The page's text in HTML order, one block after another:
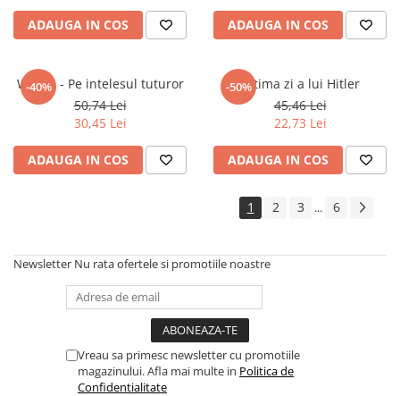
ADAUGA IN COS ADAUGA IN COS
-40%
WICCA - Pe intelesul tuturor
50,74 Lei
30,45 Lei
ADAUGA IN COS
-50%Ultima zi a lui Hitler
45,46 Lei
22,73 Lei
ADAUGA IN COS
1 2 3 ... 6
Newsletter Nu rata ofertele si promotiile noastre
Vreau sa primesc newsletter cu promotiile
magazinului. Afla mai multe in Politica de
Confidentialitate